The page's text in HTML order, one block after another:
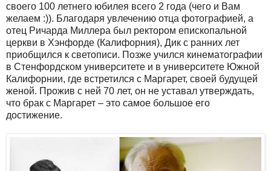
своего 100 летнего юбилея всего 2 года (чего и Вам
желаем :)). Благодаря увлечению отца фотографией, а
отец Ричарда Миллера был ректором епископальной
церкви в Хэнфорде (Калифорния), Дик с ранних лет
приобщился к светописи. Позже учился кинематографии
в Стенфордском университете и в университете Южной
Калифорнии, где встретился с Маргарет, своей будущей
женой. Прожив с ней 70 лет, он не уставал утверждать,
что брак с Маргарет – это самое большое его
достижение.